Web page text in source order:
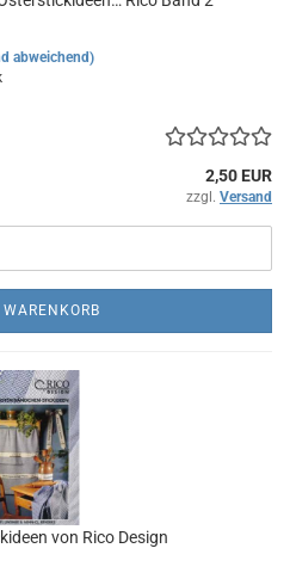
abweichend)
2,50 EUR
zzgl. Versand
WARENKORB
von Rico Design